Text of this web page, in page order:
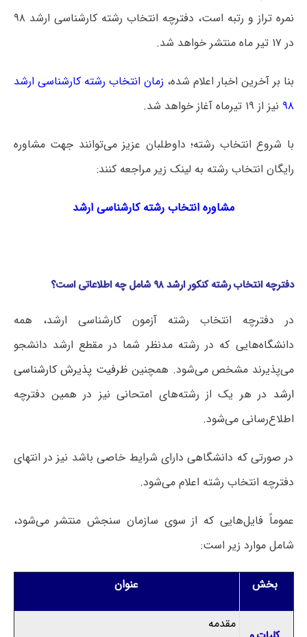
نمره تراز و رتبه است، دفترچه انتخاب رشته کارشناسی ارشد ۹۸
در ۱۷ تیر ماه منتشر خواهد شد.
بنا بر آخرین اخبار اعلام شده، زمان انتخاب رشته کارشناسی ارشد
۹۸ نیز از ۱۹ تیرماه آغاز خواهد شد.
با شروع انتخاب رشته؛ داوطلبان عزیز می‌توانند جهت مشاوره
رایگان انتخاب رشته به لینک زیر مراجعه کنند:
مشاوره انتخاب رشته کارشناسی ارشد
دفترچه انتخاب رشته کنکور ارشد ۹۸ شامل چه اطلاعاتی است؟
در دفترچه انتخاب رشته آزمون کارشناسی ارشد، همه
دانشگاه‌هایی که در رشته مدنظر شما در مقطع ارشد دانشجو
می‌پذیرند مشخص می‌شود. همچنین ظرفیت پذیرش کارشناسی
ارشد در هر یک از رشته‌های امتحانی نیز در همین دفترچه
اطلاع‌رسانی می‌شود.
در صورتی که دانشگاهی دارای شرایط خاصی باشد نیز در انتهای
دفترچه انتخاب رشته اعلام می‌شود.
عموماً فایل‌هایی که از سوی سازمان سنجش منتشر می‌شود،
شامل موارد زیر است:
بخش عنوان
مقدمه